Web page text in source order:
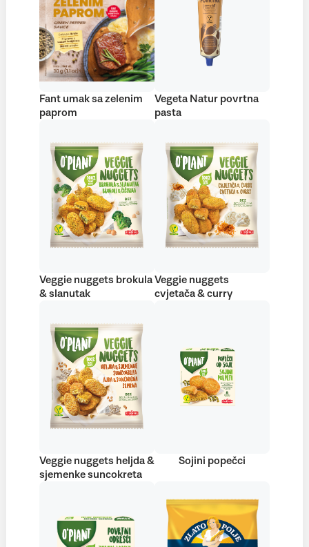
Fant umak sa zelenim
paprom
Vegeta Natur povrtna
pasta
Veggie nuggets brokula
& slanutak
Veggie nuggets
cvjetača & curry
Veggie nuggets heljda &
sjemenke suncokreta
Sojini popečci